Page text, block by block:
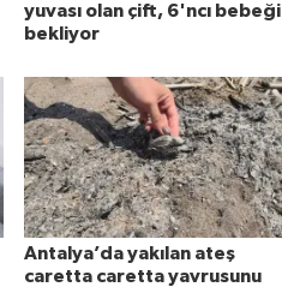
yuvası olan çift, 6'ncı bebeği
bekliyor
Antalya’da yakılan ateş
caretta caretta yavrusunu